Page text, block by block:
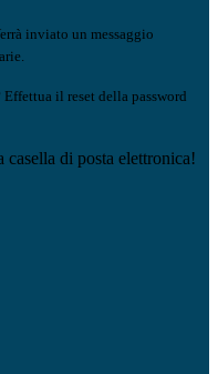
inviato un messaggio
il reset della password
di posta elettronica!